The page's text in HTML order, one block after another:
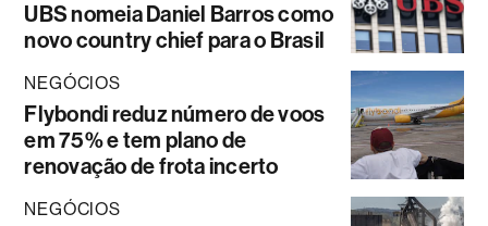
UBS nomeia Daniel Barros como
novo country chief para o Brasil
NEGÓCIOS
Flybondi reduz número de voos
em 75% e tem plano de
renovação de frota incerto
NEGÓCIOS